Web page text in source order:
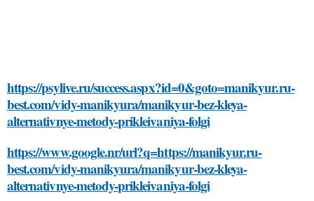
https://psylive.ru/success.aspx?id=0&goto=manikyur.ru-
best.com/vidy-manikyura/manikyur-bez-kleya-
alternativnye-metody-prikleivaniya-folgi
https://www.google.nr/url?q=https://manikyur.ru-
best.com/vidy-manikyura/manikyur-bez-kleya-
alternativnye-metody-prikleivaniya-folgi